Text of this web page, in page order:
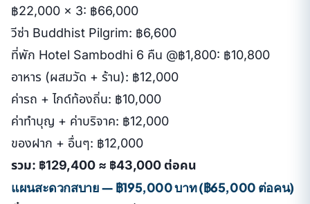
฿22,000 × 3: ฿66,000
วีซ่า Buddhist Pilgrim: ฿6,600
ที่พัก Hotel Sambodhi 6 คืน @฿1,800: ฿10,800
อาหาร (ผสมวัด + ร้าน): ฿12,000
ค่ารถ + ไกด์ท้องถิ่น: ฿10,000
ค่าทำบุญ + ค่าบริจาค: ฿12,000
ของฝาก + อื่นๆ: ฿12,000
รวม: ฿129,400 ≈ ฿43,000 ต่อคน
แผนสะดวกสบาย — ฿195,000 บาท (฿65,000 ต่อคน)